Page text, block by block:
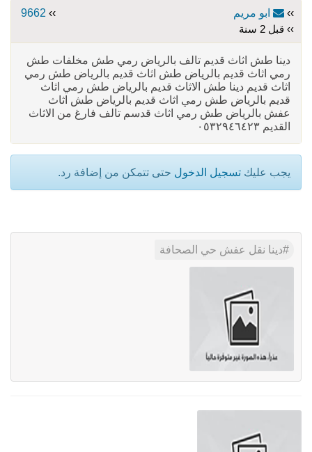
›› ابو مريم ››
9662
›› قبل 2 سنة
دينا طش اثاث قديم تالف بالرياض رمي طش مخلفات طش
رمي اثاث قديم بالرياض طش اثاث قديم بالرياض طش رمي
اثاث قديم دينا طش الاثاث قديم بالرياض طش رمي اثاث
قديم بالرياض طش رمي اثاث قديم بالرياض طش اثاث
عفش بالرياض طش رمي اثاث قدسم تالف فارغ من الاثاث
القديم ٠٥٣٢٩٤٦٤٢٣
يجب عليك تسجيل الدخول حتى تتمكن من إضافة رد.
دينا نقل عفش حي الصحافة